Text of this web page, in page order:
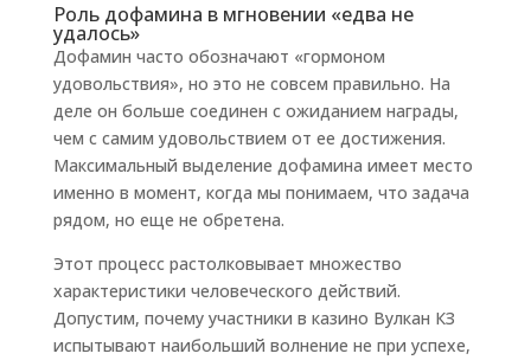
Роль дофамина в мгновении «едва не
удалось»
Дофамин часто обозначают «гормоном
удовольствия», но это не совсем правильно. На
деле он больше соединен с ожиданием награды,
чем с самим удовольствием от ее достижения.
Максимальный выделение дофамина имеет место
именно в момент, когда мы понимаем, что задача
рядом, но еще не обретена.
Этот процесс растолковывает множество
характеристики человеческого действий.
Допустим, почему участники в казино Вулкан КЗ
испытывают наибольший волнение не при успехе,